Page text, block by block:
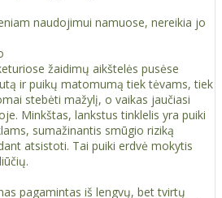
naudojimui namuose, nereikia jo
žaidimų aikštelės pusėse
ir puikų matomumą tiek tėvams, tiek
stebėti mažylį, o vaikas jaučiasi
Minkštas, lankstus tinklelis yra puiki
sumažinantis smūgio riziką
atsistoti. Tai puiki erdvė mokytis
pagamintas iš lengvų, bet tvirtų